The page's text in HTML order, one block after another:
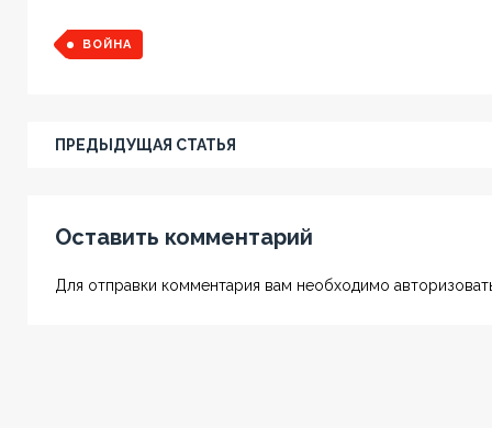
ВОЙНА
ПРЕДЫДУЩАЯ СТАТЬЯ
Оставить комментарий
Для отправки комментария вам необходимо